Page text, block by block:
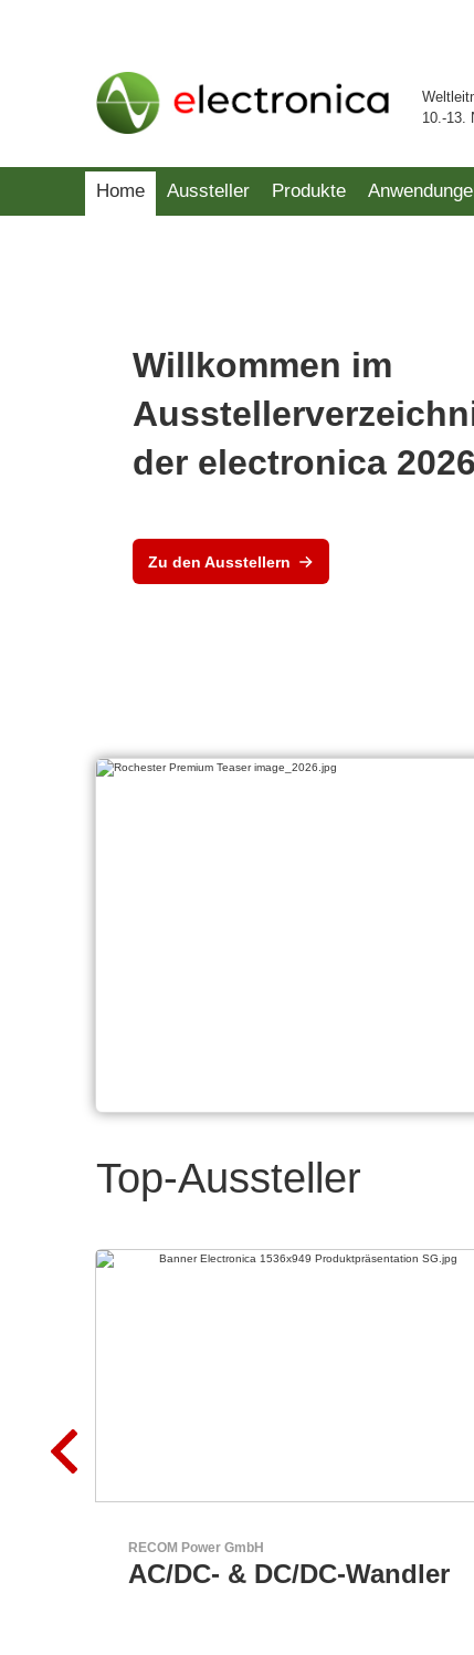
10.-13.
Home Aussteller Produkte
Willkommen im
der electronica 2026
Zu den Ausstellern
Top-Aussteller
N&H Technology GmbH
HMI-Komponenten nach